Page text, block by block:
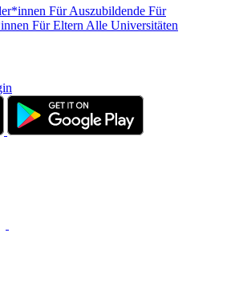
Für Auszubildende Für
Für Eltern Alle Universitäten